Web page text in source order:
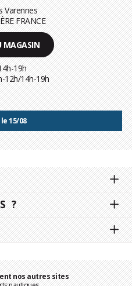
Varennes
FRANCE
MAGASIN
19h
12h/14h-19h
15/08
?
nos autres sites